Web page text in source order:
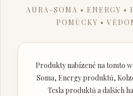
AURA-SOMA • ENERGY •
POMŮCKY •
Produkty nabízené na tomto
Soma, Energy produktů,
Tesla produktů a dalších